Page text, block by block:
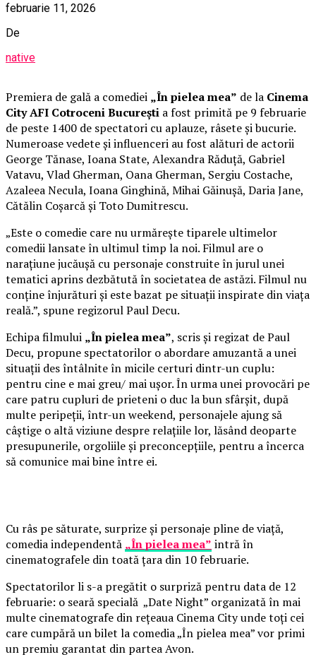
februarie 11, 2026
De
native
Premiera de gală a comediei „În pielea mea” de la Cinema
City AFI Cotroceni București a fost primită pe 9 februarie
de peste 1400 de spectatori cu aplauze, râsete și bucurie.
Numeroase vedete și influenceri au fost alături de actorii
George Tănase, Ioana State, Alexandra Răduță, Gabriel
Vatavu, Vlad Gherman, Oana Gherman, Sergiu Costache,
Azaleea Necula, Ioana Ginghină, Mihai Găinușă, Daria Jane,
Cătălin Coșarcă și Toto Dumitrescu.
„Este o comedie care nu urmărește tiparele ultimelor
comedii lansate în ultimul timp la noi. Filmul are o
narațiune jucăușă cu personaje construite în jurul unei
tematici aprins dezbătută în societatea de astăzi. Filmul nu
conține înjurături și este bazat pe situații inspirate din viața
reală.”, spune regizorul Paul Decu.
Echipa filmului „În pielea mea”, scris și regizat de Paul
Decu, propune spectatorilor o abordare amuzantă a unei
situații des întâlnite în micile certuri dintr-un cuplu:
pentru cine e mai greu/ mai ușor. În urma unei provocări pe
care patru cupluri de prieteni o duc la bun sfârșit, după
multe peripeții, într-un weekend, personajele ajung să
câștige o altă viziune despre relațiile lor, lăsând deoparte
presupunerile, orgoliile și preconcepțiile, pentru a încerca
să comunice mai bine între ei.
Cu râs pe săturate, surprize și personaje pline de viață,
comedia independentă „În pielea mea” intră în
cinematografele din toată țara din 10 februarie.
Spectatorilor li s-a pregătit o surpriză pentru data de 12
februarie: o seară specială „Date Night” organizată în mai
multe cinematografe din rețeaua Cinema City unde toți cei
care cumpără un bilet la comedia „În pielea mea” vor primi
un premiu garantat din partea Avon.